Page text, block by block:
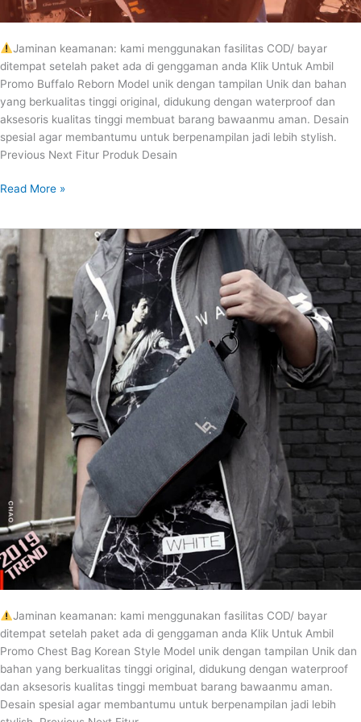
Jaminan keamanan: kami menggunakan fasilitas COD/ bayar
ditempat setelah paket ada di genggaman anda Klik Untuk Ambil
Promo Buffalo Reborn Model unik dengan tampilan Unik dan bahan
yang berkualitas tinggi original, didukung dengan waterproof dan
aksesoris kualitas tinggi membuat barang bawaanmu aman. Desain
spesial agar membantumu untuk berpenampilan jadi lebih stylish.
Previous Next Fitur Produk Desain
Read More »
Jaminan keamanan: kami menggunakan fasilitas COD/ bayar
ditempat setelah paket ada di genggaman anda Klik Untuk Ambil
Promo Chest Bag Korean Style Model unik dengan tampilan Unik dan
bahan yang berkualitas tinggi original, didukung dengan waterproof
dan aksesoris kualitas tinggi membuat barang bawaanmu aman.
Desain spesial agar membantumu untuk berpenampilan jadi lebih
CHEST
BAG
KOREAN
STYLE